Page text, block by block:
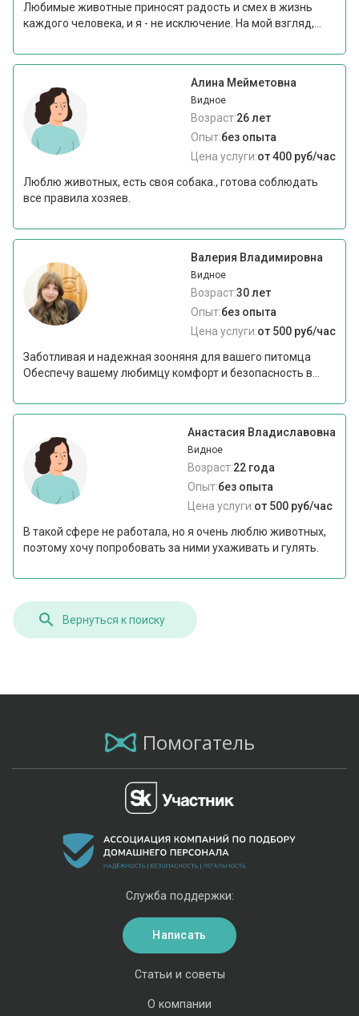
Любимые животные приносят радость и смех в жизнь
каждого человека, и я - не исключение. На мой взгляд,...
Алина Мейметовна
Видное
Возраст:26 лет
Опыт:без опыта
Цена услуги:от 400 руб/час
Люблю животных, есть своя собака., готова соблюдать
все правила хозяев.
Валерия Владимировна
Видное
Возраст:30 лет
Опыт:без опыта
Цена услуги:от 500 руб/час
Заботливая и надежная зооняня для вашего питомца
Обеспечу вашему любимцу комфорт и безопасность в...
Анастасия Владиславовна
Видное
Возраст:22 года
Опыт:без опыта
Цена услуги:от 500 руб/час
В такой сфере не работала, но я очень люблю животных,
поэтому хочу попробовать за ними ухаживать и гулять.
Вернуться к поиску
Помогатель
Статьи и советы
О компании
Служба поддержки:
Написать